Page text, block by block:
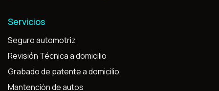
Servicios
Seguro automotriz
Revisión Técnica a domicilio
Grabado de patente a domicilio
Mantención de autos